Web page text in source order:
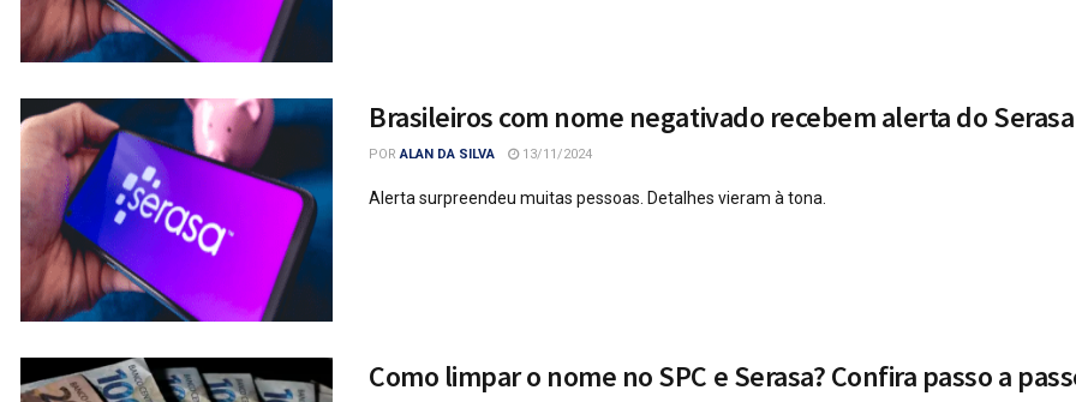
Brasileiros com nome negativado recebem alerta do Serasa
POR ALAN DA SILVA 13/11/2024
Alerta surpreendeu muitas pessoas. Detalhes vieram à tona.
Como limpar o nome no SPC e Serasa? Confira passo a